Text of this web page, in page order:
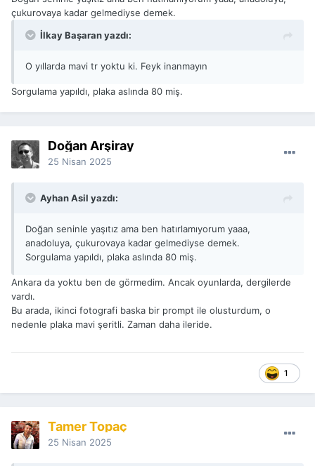
çukurovaya kadar gelmediyse demek.
İlkay Başaran yazdı:
O yıllarda mavi tr yoktu ki. Feyk inanmayın
Sorgulama yapıldı, plaka aslında 80 miş.
Doğan Arşiray
25 Nisan 2025
Ayhan Asil yazdı:
Doğan seninle yaşıtız ama ben hatırlamıyorum yaaa,
anadoluya, çukurovaya kadar gelmediyse demek.
Sorgulama yapıldı, plaka aslında 80 miş.
Ankara da yoktu ben de görmedim. Ancak oyunlarda, dergilerde
vardı.
Bu arada, ikinci fotografi baska bir prompt ile olusturdum, o
nedenle plaka mavi şeritli. Zaman daha ileride.
1
Tamer Topaç
25 Nisan 2025